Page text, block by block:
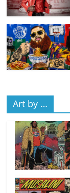
Art by …